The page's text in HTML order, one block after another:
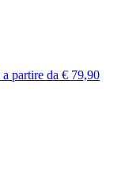
a partire da € 79,90